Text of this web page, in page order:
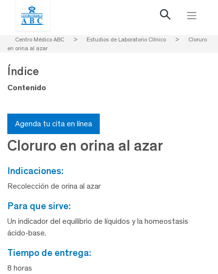
Centro Médico ABC > Estudios de Laboratorio Clínico >
Cloruro
en orina al azar
Cloruro en orina al azar
indicaciones:
Recolección de orina al azar
para que sirve:
Un indicador del equilibrio de líquidos y la homeostasis
ácido-base.
tiempo de entrega:
8 horas
Índice
Contenido
Agenda tu cita en línea